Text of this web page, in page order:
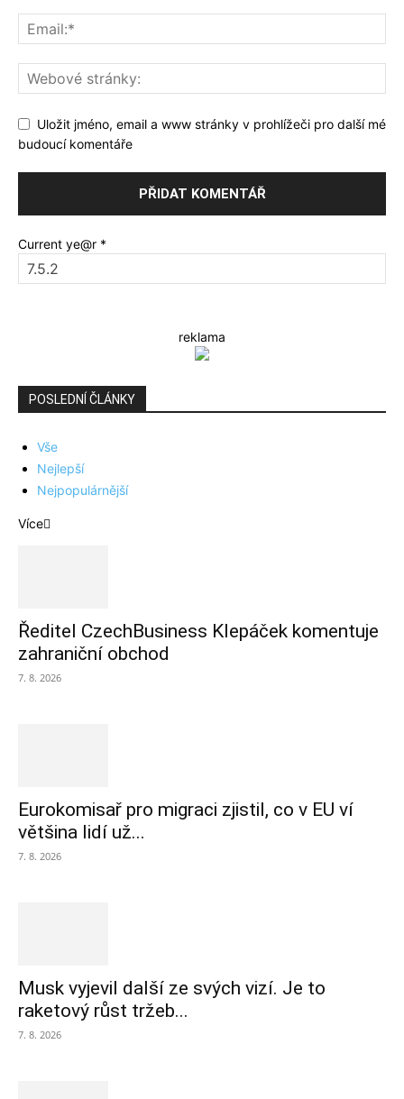
Uložit jméno, email a www stránky v prohlížeči pro další mé
budoucí komentáře
Current ye@r *
reklama
POSLEDNÍ ČLÁNKY
Vše
Nejlepší
Nejpopulárnější
Více
Ředitel CzechBusiness Klepáček komentuje
zahraniční obchod
7. 8. 2026
Eurokomisař pro migraci zjistil, co v EU ví
většina lidí už...
7. 8. 2026
Musk vyjevil další ze svých vizí. Je to
raketový růst tržeb...
7. 8. 2026